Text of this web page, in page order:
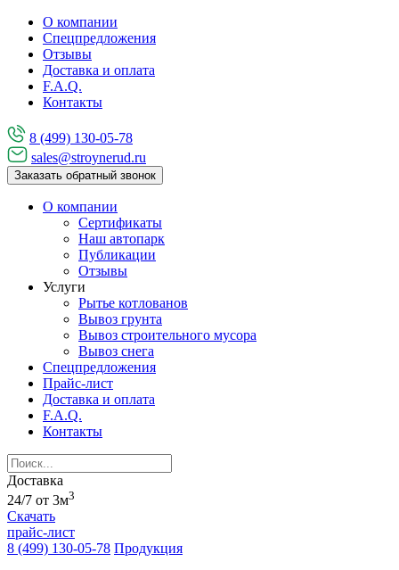
О компании
Спецпредложения
Отзывы
Доставка и оплата
F.A.Q.
Контакты
8 (499) 130-05-78
sales@stroynerud.ru
Заказать обратный звонок
О компании
Сертификаты
Наш автопарк
Публикации
Отзывы
Услуги
Рытье котлованов
Вывоз грунта
Вывоз строительного мусора
Вывоз снега
Спецпредложения
Прайс-лист
Доставка и оплата
F.A.Q.
Контакты
Доставка
24/7 от 3м3
Скачать
прайс-лист
8 (499) 130-05-78 Продукция